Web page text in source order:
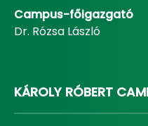
Campus-főigazgató
Dr. Rózsa László
KÁROLY RÓBERT